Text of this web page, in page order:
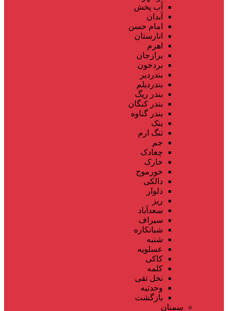
آب پخش
آبدان
امام حسن
انارستان
اهرم
برازجان
بردخون
بندردیر
بندردیلم
بندر ریگ
بندر کنگان
بندر گناوه
بنک
تنگ ارم
جم
چغادک
خارک
خورموج
دالکی
دلوار
ریز
سعدآباد
سیراف
شبانکاره
شنبه
عسلویه
کاکی
کلمه
نخل تقی
وحدتیه
بازگشت
سمنان